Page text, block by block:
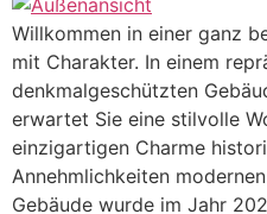
Willkommen in einer ganz
mit Charakter. In einem
denkmalgeschützten
erwartet Sie eine stilvolle
einzigartigen Charme
Annehmlichkeiten
Gebäude wurde im Jahr